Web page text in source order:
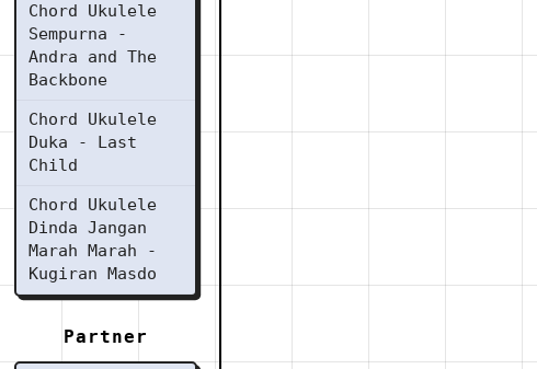
Chord Ukulele
Sempurna -
Andra and The
Backbone
Chord Ukulele
Duka - Last
Child
Chord Ukulele
Dinda Jangan
Marah Marah -
Kugiran Masdo
Partner